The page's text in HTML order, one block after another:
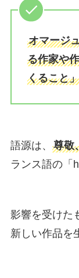
オマージ
る作家や
くること
語源は、 尊敬
ランス語の「
影響を受けた
新しい作品を